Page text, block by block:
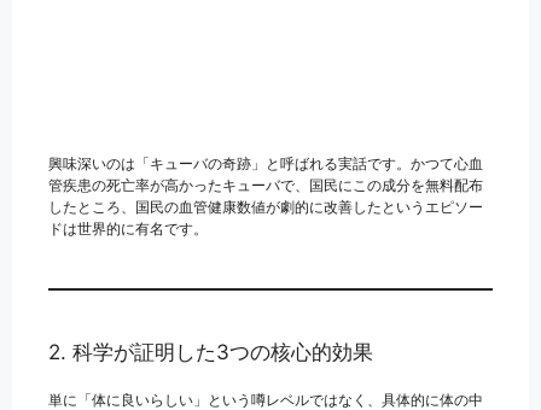
興味深いのは「キューバの奇跡」と呼ばれる実話です。かつて心血
管疾患の死亡率が高かったキューバで、国民にこの成分を無料配布
したところ、国民の血管健康数値が劇的に改善したというエピソー
ドは世界的に有名です。
2. 科学が証明した3つの核心的効果
単に「体に良いらしい」という噂レベルではなく、具体的に体の中